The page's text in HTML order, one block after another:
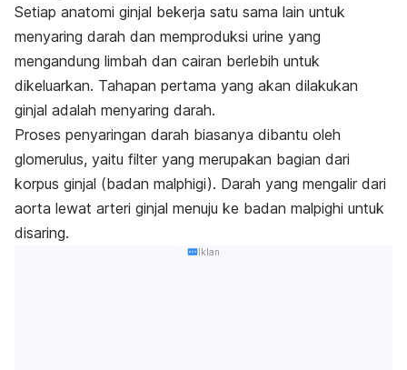
Setiap anatomi ginjal bekerja satu sama lain untuk
menyaring darah dan memproduksi urine yang
mengandung limbah dan cairan berlebih untuk
dikeluarkan. Tahapan pertama yang akan dilakukan
ginjal adalah menyaring darah.
Proses penyaringan darah biasanya dibantu oleh
glomerulus, yaitu filter yang merupakan bagian dari
korpus ginjal (badan malphigi). Darah yang mengalir dari
aorta lewat arteri ginjal menuju ke badan malpighi untuk
disaring.
Iklan